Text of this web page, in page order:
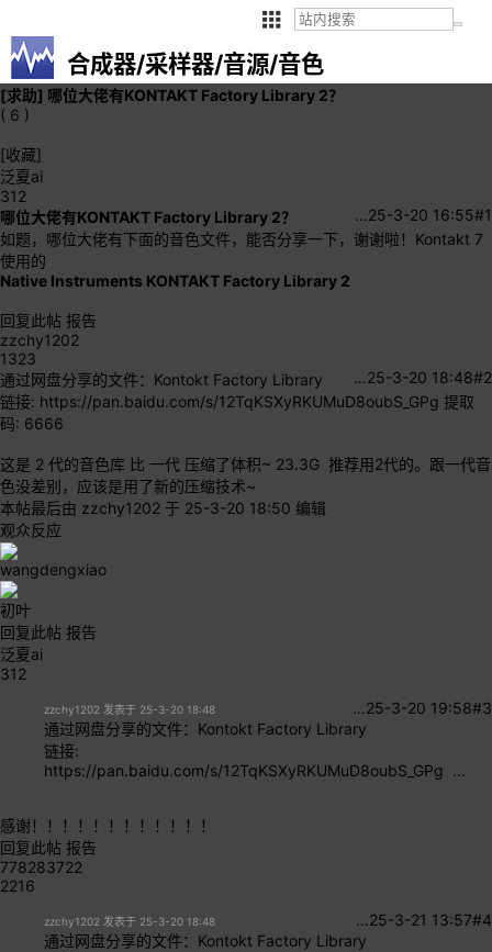
合成器/采样器/音源/音色
[求助] 哪位大佬有KONTAKT Factory Library 2？
( 6 )
[收藏]
泛夏ai
312
#1
25-3-20 16:55
…
哪位大佬有KONTAKT Factory Library 2？
如题，哪位大佬有下面的音色文件，能否分享一下，谢谢啦！Kontakt 7
使用的
Native Instruments KONTAKT Factory Library 2
回复此帖 报告
zzchy1202
1323
#2
25-3-20 18:48
…
通过网盘分享的文件：Kontokt Factory Library
链接: https://pan.baidu.com/s/12TqKSXyRKUMuD8oubS_GPg 提取
码: 6666
这是 2 代的音色库 比 一代 压缩了体积~ 23.3G 推荐用2代的。跟一代音
色没差别，应该是用了新的压缩技术~
本帖最后由 zzchy1202 于 25-3-20 18:50 编辑
观众反应
wangdengxiao
初叶
回复此帖 报告
泛夏ai
312
#3
25-3-20 19:58
…
zzchy1202 发表于 25-3-20 18:48
通过网盘分享的文件：Kontokt Factory Library
链接:
https://pan.baidu.com/s/12TqKSXyRKUMuD8oubS_GPg ...
感谢！！！！！！！！！！！！
回复此帖 报告
778283722
2216
#4
25-3-21 13:57
…
zzchy1202 发表于 25-3-20 18:48
通过网盘分享的文件：Kontokt Factory Library